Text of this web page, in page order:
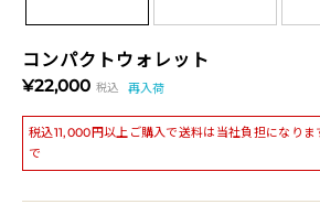
コンパクトウォレット
¥22,000 税込 再入荷
税込11,000円以上ご購入で送料は当社負担になり
で